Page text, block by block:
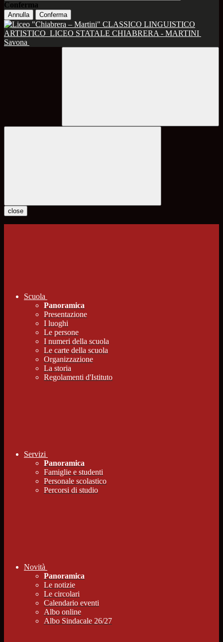
Conferma
Annulla Conferma
CLASSICO LINGUISTICO
ARTISTICO LICEO STATALE CHIABRERA - MARTINI
Savona
close
Scuola
Panoramica
Presentazione
I luoghi
Le persone
I numeri della scuola
Le carte della scuola
Organizzazione
La storia
Regolamenti d'Istituto
Servizi
Panoramica
Famiglie e studenti
Personale scolastico
Percorsi di studio
Novità
Panoramica
Le notizie
Le circolari
Calendario eventi
Albo online
Albo Sindacale 26/27